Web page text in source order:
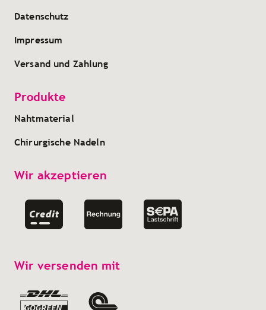
Datenschutz
Impressum
Versand und Zahlung
Produkte
Nahtmaterial
Chirurgische Nadeln
Wir akzeptieren
Wir versenden mit